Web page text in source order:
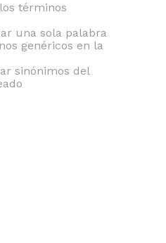
términos
una sola palabra
genéricos en la
sinónimos del